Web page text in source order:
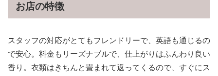
お店の特徴
スタッフの対応がとてもフレンドリーで、英語も通じるの
で安心。料金もリーズナブルで、仕上がりはふんわり良い
香り。衣類はきちんと畳まれて返ってくるので、すぐにス